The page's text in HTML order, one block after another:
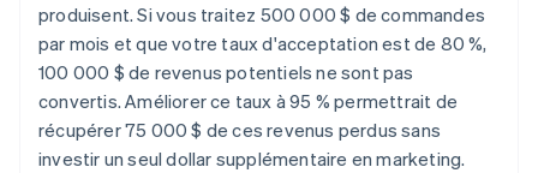
produisent. Si vous traitez 500 000 $ de commandes
par mois et que votre taux d'acceptation est de 80 %,
100 000 $ de revenus potentiels ne sont pas
convertis. Améliorer ce taux à 95 % permettrait de
récupérer 75 000 $ de ces revenus perdus sans
investir un seul dollar supplémentaire en marketing.